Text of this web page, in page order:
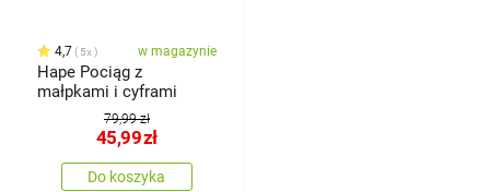
4,7 5x w magazynie
Hape Pociąg z
małpkami i cyframi
79,99 zł
45,99zł
Do koszyka